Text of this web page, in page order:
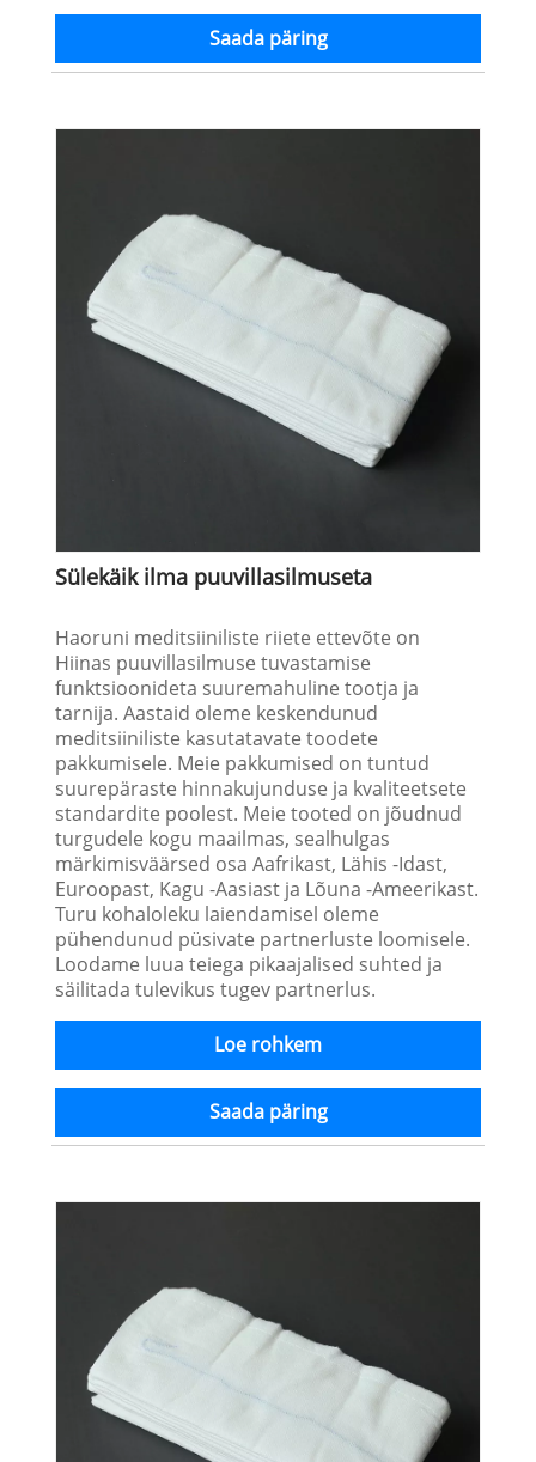
Saada päring
Sülekäik ilma puuvillasilmuseta
Haoruni meditsiiniliste riiete ettevõte on
Hiinas puuvillasilmuse tuvastamise
funktsioonideta suuremahuline tootja ja
tarnija. Aastaid oleme keskendunud
meditsiiniliste kasutatavate toodete
pakkumisele. Meie pakkumised on tuntud
suurepäraste hinnakujunduse ja kvaliteetsete
standardite poolest. Meie tooted on jõudnud
turgudele kogu maailmas, sealhulgas
märkimisväärsed osa Aafrikast, Lähis -Idast,
Euroopast, Kagu -Aasiast ja Lõuna -Ameerikast.
Turu kohaloleku laiendamisel oleme
pühendunud püsivate partnerluste loomisele.
Loodame luua teiega pikaajalised suhted ja
säilitada tulevikus tugev partnerlus.
Loe rohkem
Saada päring